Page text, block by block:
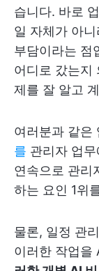
습니다. 바로
일 자체가 아
부담이라는 점
어디로 갔는지
제를 잘 알고
여러분과 같은
를 관리자 업
연속으로 관리
하는 요인 1위
물론, 일정 관
이러한 작업을